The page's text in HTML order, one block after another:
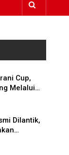
Cup,
Melalui…
Dilantik,